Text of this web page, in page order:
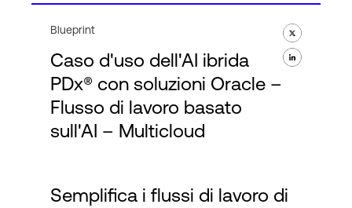
Chi Siamo
Accesso
Blueprint
Caso d'uso dell'AI ibrida
PDx® con soluzioni Oracle –
Flusso di lavoro basato
sull'AI – Multicloud
Semplifica i flussi di lavoro di